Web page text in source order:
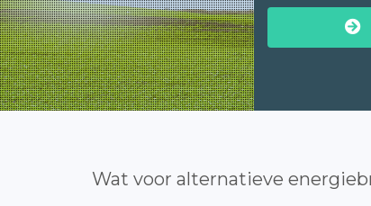
Wat voor alternatieve